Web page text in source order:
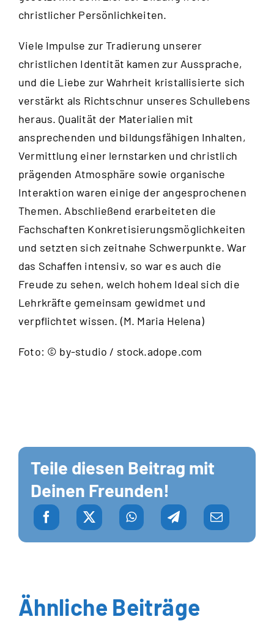
christlicher Persönlichkeiten.
Viele Impulse zur Tradierung unserer
christlichen Identität kamen zur Aussprache,
und die Liebe zur Wahrheit kristallisierte sich
verstärkt als Richtschnur unseres Schullebens
heraus. Qualität der Materialien mit
ansprechenden und bildungsfähigen Inhalten,
Vermittlung einer lernstarken und christlich
prägenden Atmosphäre sowie organische
Interaktion waren einige der angesprochenen
Themen. Abschließend erarbeiteten die
Fachschaften Konkretisierungsmöglichkeiten
und setzten sich zeitnahe Schwerpunkte. War
das Schaffen intensiv, so war es auch die
Freude zu sehen, welch hohem Ideal sich die
Lehrkräfte gemeinsam gewidmet und
verpflichtet wissen. (M. Maria Helena)
Foto: © by-studio / stock.adope.com
Teile diesen Beitrag mit
Deinen Freunden!
Ähnliche Beiträge